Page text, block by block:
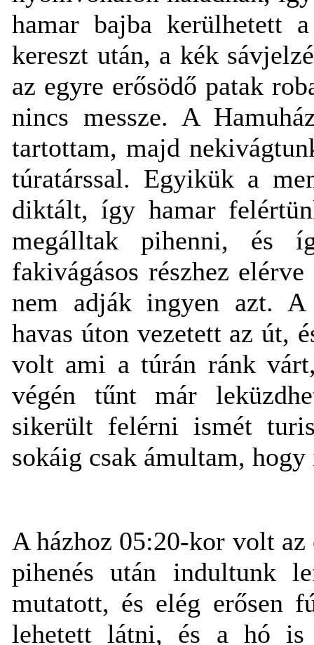
hamar bajba kerülhetett
kereszt után, a kék
az egyre erősödő patak
nincs messze. A
tartottam, majd
túratárssal. Egyikük a
diktált, így hamar
megálltak pihenni, és
fakivágásos részhez
nem adják ingyen azt. A
havas úton vezetett az út,
volt ami a túrán ránk
végén tűnt már
sikerült felérni ismét
sokáig csak ámultam,
A házhoz 05:20-kor volt az
pihenés után indultunk
mutatott, és elég erősen
lehetett látni, és a hó is